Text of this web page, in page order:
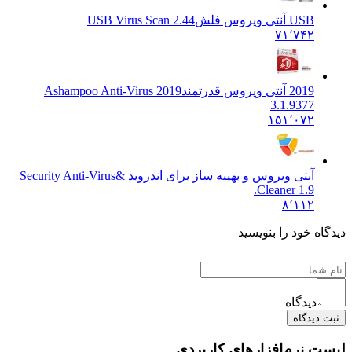
USB Virus Scan 2.44
۷۱٬۷۴۲
Ashampoo Anti-Virus 2019
3.1.9377
۱۵۱٬۰۷۲
آنتی ویروس و بهینه ساز برای اندروید & Security Anti-Virus
Cleaner 1.9.
۸٬۱۱۲
خود را بنویسید
دیدگاه